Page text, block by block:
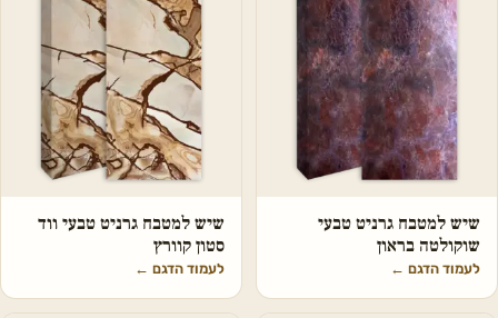
שיש למטבח גרניט טבעי
שוקולטה בראון
לעמוד הדגם ←
שיש למטבח גרניט טבעי ווד
סטון קוורץ
לעמוד הדגם ←